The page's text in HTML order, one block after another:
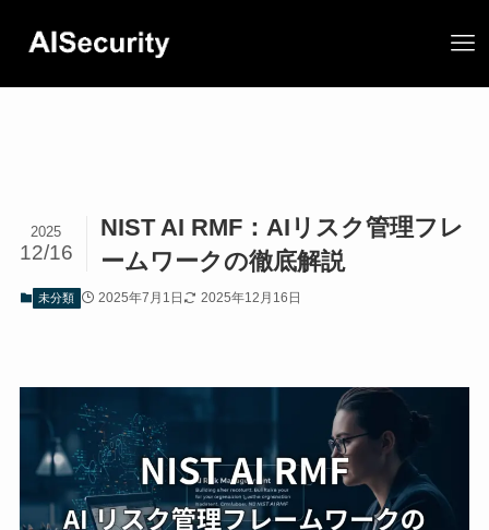
NIST AI RMF：AIリスク管理フレ
ームワークの徹底解説
2025
12/16
未分類 2025年7月1日 2025年12月16日